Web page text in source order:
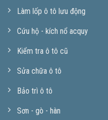
Làm lốp ô tô lưu động
Cứu hộ - kích nổ acquy
Kiểm tra ô tô cũ
Sửa chữa ô tô
Bảo trì ô tô
Sơn - gò - hàn